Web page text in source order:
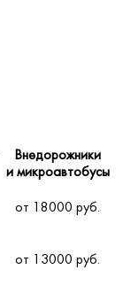
Внедорожники
и микроавтобусы
от 18000 руб.
от 13000 руб.